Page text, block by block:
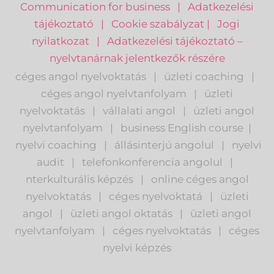
Communication for business | Adatkezelési
tájékoztató | Cookie szabályzat | Jogi
nyilatkozat | Adatkezelési tájékoztató –
nyelvtanárnak jelentkezők részére
céges angol nyelvoktatás
| üzleti coaching
|
céges angol nyelvtanfolyam
|
üzleti
nyelvoktatás
| vállalati angol |
üzleti angol
nyelvtanfolyam
| business English course |
nyelvi coaching
| állásinterjú angolul |
nyelvi
audit
| telefonkonferencia angolul
|
nterkulturális képzés
| online céges angol
nyelvoktatás
| céges nyelvoktatá |
üzleti
angol
| üzleti angol oktatás |
üzleti angol
nyelvtanfolyam
| céges nyelvoktatás |
céges
nyelvi képzés